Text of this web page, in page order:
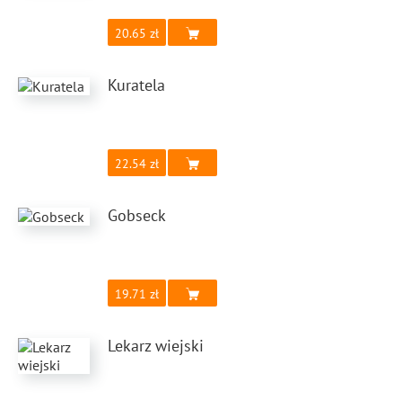
20.65
Kuratela
22.54
Gobseck
19.71
Lekarz wiejski